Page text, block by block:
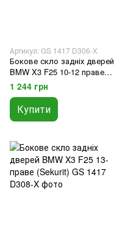
Артикул: GS 1417 D306-X
Бокове скло задніх дверей
BMW X3 F25 10-12 праве
(Sekurit)
1 244 грн
Купити